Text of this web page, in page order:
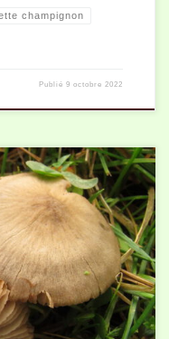
champignon
Publié9 octobre 2022
mousserons frais ou
ou volaille 1 gousse d’ail